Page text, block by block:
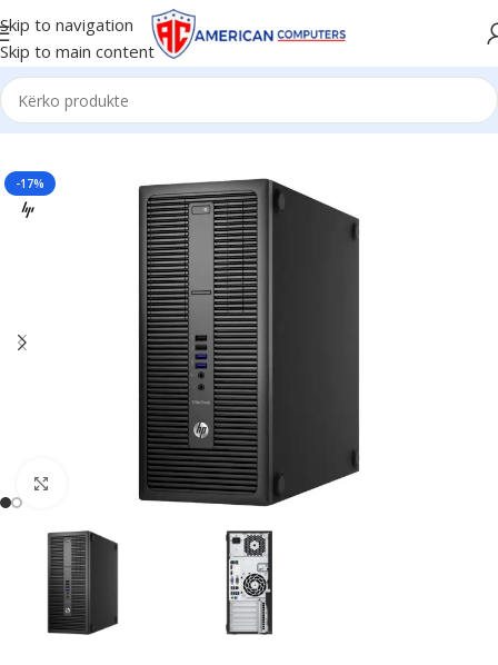
Skip to navigation
Skip to main content
Kreu/PCs/Office PCs
-17%
Click to enlarge